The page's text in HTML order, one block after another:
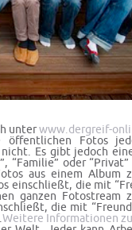
unterwww.dergreif-
Fotos
Es gibt jedoch
“Familie” oder
aus einem Album
einschließt, die mit
ganzen Fotostream
die mit
Weitere Informationen zu